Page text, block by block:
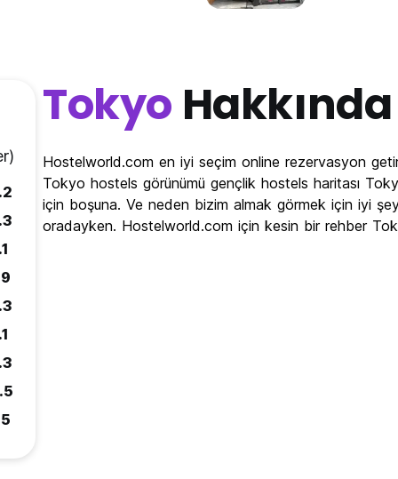
Tokyo Hakkında
Hostelworld.com en iyi seçim online rezervasyon
Tokyo hostels görünümü gençlik hostels haritası
için boşuna. Ve neden bizim almak görmek için iyi
oradayken. Hostelworld.com için kesin bir rehber